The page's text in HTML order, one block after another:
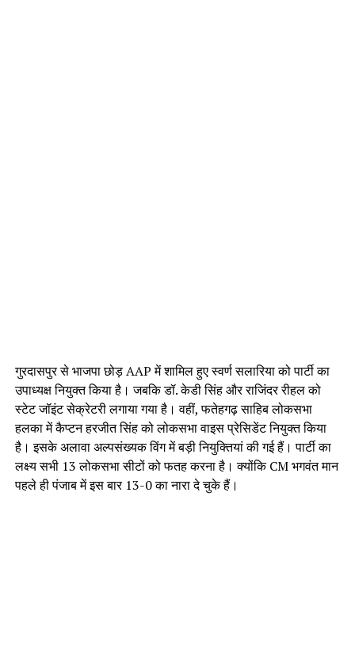
गुरदासपुर से भाजपा छोड़ AAP में शामिल हुए स्वर्ण सलारिया को पार्टी का
उपाध्यक्ष नियुक्त किया है। जबकि डॉ. केडी सिंह और राजिंदर रीहल को
स्टेट जॉइंट सेक्रेटरी लगाया गया है। वहीं, फतेहगढ़ साहिब लोकसभा
हलका में कैप्टन हरजीत सिंह को लोकसभा वाइस प्रेसिडेंट नियुक्त किया
है। इसके अलावा अल्पसंख्यक विंग में बड़ी नियुक्तियां की गई हैं। पार्टी का
लक्ष्य सभी 13 लोकसभा सीटों को फतह करना है। क्योंकि CM भगवंत मान
पहले ही पंजाब में इस बार 13-0 का नारा दे चुके हैं।